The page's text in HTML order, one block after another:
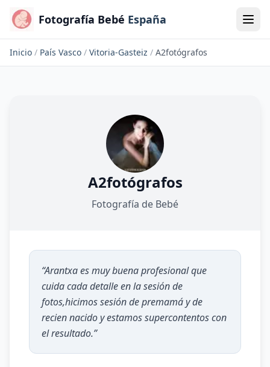
Fotografía Bebé España
Inicio / País Vasco / Vitoria-Gasteiz / A2fotógrafos
A2fotógrafos
Fotografía de Bebé
“Arantxa es muy buena profesional que
cuida cada detalle en la sesión de
fotos,hicimos sesión de premamá y de
recien nacido y estamos supercontentos con
el resultado.”